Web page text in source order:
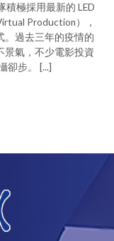
積極採用最新的 LED
Production），
。過去三年的疫情的
景氣，不少電影投資
卻步。 [...]